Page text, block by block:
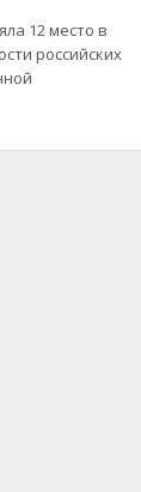
12 место в
российских